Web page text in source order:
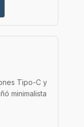
Tipo-C y
minimalista